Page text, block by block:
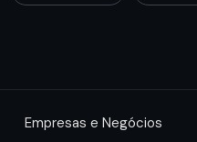
Empresas e Negócios